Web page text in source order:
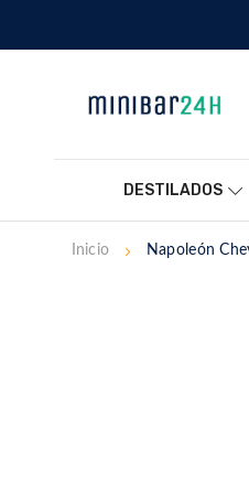
DESTILADOS
Inicio Napoleón